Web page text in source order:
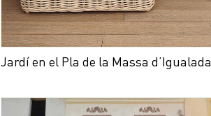
Jardí en el Pla de la Massa d’Igualada